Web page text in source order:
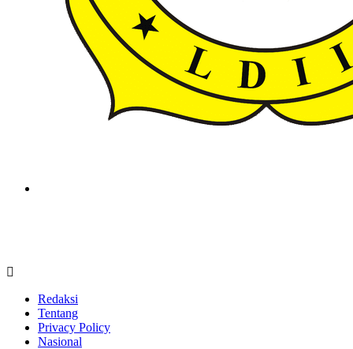
Redaksi
Tentang
Privacy Policy
Nasional